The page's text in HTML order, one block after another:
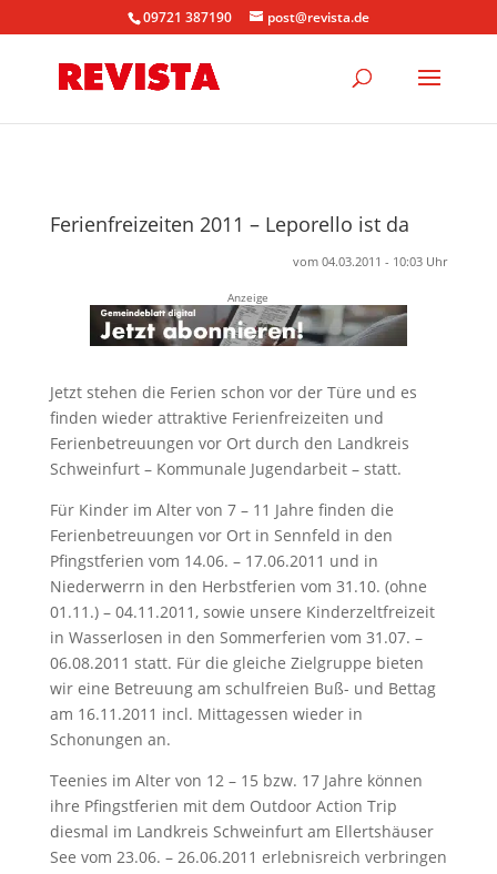
09721 387190 post@revista.de
Ferienfreizeiten 2011 – Leporello ist da
vom 04.03.2011 - 10:03 Uhr
Anzeige
Jetzt stehen die Ferien schon vor der Türe und es
finden wieder attraktive Ferienfreizeiten und
Ferienbetreuungen vor Ort durch den Landkreis
Schweinfurt – Kommunale Jugendarbeit – statt.
Für Kinder im Alter von 7 – 11 Jahre finden die
Ferienbetreuungen vor Ort in Sennfeld in den
Pfingstferien vom 14.06. – 17.06.2011 und in
Niederwerrn in den Herbstferien vom 31.10. (ohne
01.11.) – 04.11.2011, sowie unsere Kinderzeltfreizeit
in Wasserlosen in den Sommerferien vom 31.07. –
06.08.2011 statt. Für die gleiche Zielgruppe bieten
wir eine Betreuung am schulfreien Buß- und Bettag
am 16.11.2011 incl. Mittagessen wieder in
Schonungen an.
Teenies im Alter von 12 – 15 bzw. 17 Jahre können
ihre Pfingstferien mit dem Outdoor Action Trip
diesmal im Landkreis Schweinfurt am Ellertshäuser
See vom 23.06. – 26.06.2011 erlebnisreich verbringen